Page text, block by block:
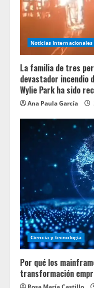
Noticias Internacionales
La familia de tres
devastador incendio
Wylie Park ha sido
Ana Paula García
Ciencia y tecnologia
Por qué los
transformación